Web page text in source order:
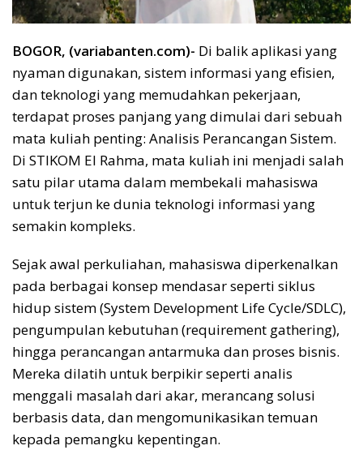
BOGOR, (variabanten.com)- Di balik aplikasi yang
nyaman digunakan, sistem informasi yang efisien,
dan teknologi yang memudahkan pekerjaan,
terdapat proses panjang yang dimulai dari sebuah
mata kuliah penting: Analisis Perancangan Sistem.
Di STIKOM El Rahma, mata kuliah ini menjadi salah
satu pilar utama dalam membekali mahasiswa
untuk terjun ke dunia teknologi informasi yang
semakin kompleks.
Sejak awal perkuliahan, mahasiswa diperkenalkan
pada berbagai konsep mendasar seperti siklus
hidup sistem (System Development Life Cycle/SDLC),
pengumpulan kebutuhan (requirement gathering),
hingga perancangan antarmuka dan proses bisnis.
Mereka dilatih untuk berpikir seperti analis
menggali masalah dari akar, merancang solusi
berbasis data, dan mengomunikasikan temuan
kepada pemangku kepentingan.